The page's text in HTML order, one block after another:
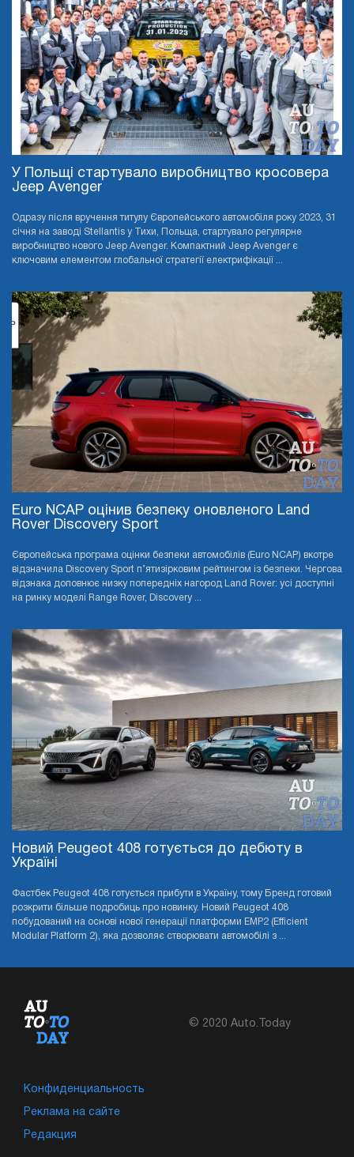
У Польщі стартувало виробництво кросовера
Jeep Avenger
Одразу після вручення титулу Європейського автомобіля року 2023, 31
січня на заводі Stellantis у Тихи, Польща, стартувало регулярне
виробництво нового Jeep Avenger. Компактний Jeep Avenger є
ключовим елементом глобальної стратегії електрифікації ...
Euro NCAP оцінив безпеку оновленого Land
Rover Discovery Sport
Європейська програма оцінки безпеки автомобілів (Euro NCAP) вкотре
відзначила Discovery Sport п’ятизірковим рейтингом із безпеки. Чергова
відзнака доповнює низку попередніх нагород Land Rover: усі доступні
на ринку моделі Range Rover, Discovery ...
Новий Peugeot 408 готується до дебюту в
Україні
Фастбек Peugeot 408 готується прибути в Україну, тому Бренд готовий
розкрити більше подробиць про новинку. Новий Peugeot 408
побудований на основі нової генерації платформи EMP2 (Efficient
Modular Platform 2), яка дозволяє створювати автомобілі з ...
© 2020 Auto.Today
Конфиденциальность
Реклама на сайте
Редакция